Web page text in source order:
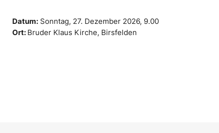
Datum: Sonntag, 27. Dezember 2026, 9.00
Ort: Bruder Klaus Kirche, Birsfelden